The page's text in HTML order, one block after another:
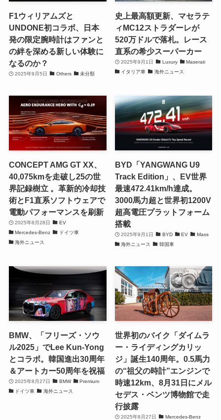
F1ウィリアムズと
UNDONE初コラボ、日本
発の限定腕時計はファンと
の絆を深める新しい体験に
なるのか？
2025年9月5日 Others 未分類
史上最高額更新、マセラテ
ィMC12ストラダーレが
520万ドルで落札。レース
直系の希少スーパーカー
2025年9月1日 Luxury
Maserati
イタリア車
海外ニュース
CONCEPT AMG GT XX、
40,075kmを走破し25の世
界記録樹立 。革新的冷却技
術とF1直系ソフトウェアで
電動パフォーマンスを刷新
2025年8月28日
EV
Mercedes-Benz
ドイツ車
海外ニュース
BYD「YANGWANG U9
Track Edition」、EV世界
最速472.41km/h達成。
3000馬力超と世界初1200V
超高電圧プラットフォーム
搭載
2025年9月1日 BYD EV
Mass
海外ニュース
韓国車
BMW、「フリーズ・ソウ
ル2025」でLee Kun-Yong
とコラボ。韓国進出30周年
＆アートカー50周年を祝福
2025年8月27日 BMW
Premium
ドイツ車
海外ニュース
世界初のバイク「ダイムラ
ー・ライディングカリッ
ジ」誕生140周年。0.5馬力
の“祖父の時計”エンジンで
時速12km、8月31日にメル
セデス・ベンツ博物館で走
行披露
2025年8月27日
Mercedes-Benz